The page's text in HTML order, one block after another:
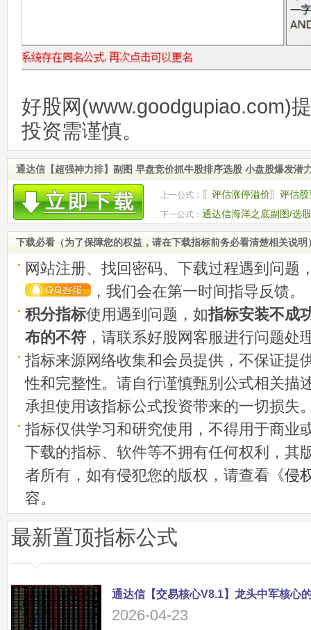
好股网(www.goodgupiao.com)
投资需谨慎。
通达信【超强神力排】副图 早盘竞价抓牛股排序选股 小盘股爆发潜
上一公式： 〖评估涨停溢价〗评估
弹动能 副图源码
下一公式： 通达信海洋之底副图/选
买卖转折点
下载必看（为了保障您的权益，请在下载指标前务必看清楚相关说明
网站注册、找回密码、下载过程遇到问题
，我们会在第一时间指导反馈。
积分指标使用遇到问题，如指标安装不成
布的不符 ，请联系好股网客服进行问题处
指标来源网络收集和会员提供，不保证提
性和完整性。请自行谨慎甄别公式相关描
承担使用该指标公式投资带来的一切损失
指标仅供学习和研究使用，不得用于商业
下载的指标、软件等不拥有任何权利，其
者所有，如有侵犯您的版权，请查看《侵
容。
最新置顶指标公式
2026-04-23